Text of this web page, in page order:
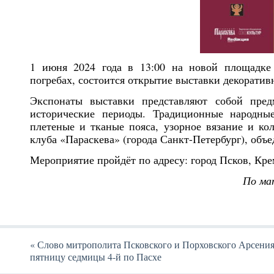
1 июня 2024 года в 13:00 на новой площадке
погребах, состоится открытие выставки
Экспонаты выставки представляют собой
исторические периоды. Традиционные
плетеные и тканые пояса, узорное вязание и
клуба «Параскева» (города Санкт-Петербург),
Мероприятие пройдёт по адресу: город Псков,
По
«Слово митрополита Псковского и Порховского
пятницу седмицы 4-й по Пасхе